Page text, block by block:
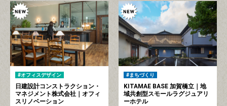
オフィスデザイン
日建設計コンストラクション・
マネジメント株式会社｜オフィ
スリノベーション
まちづくり
KITAMAE BASE 加賀橋立｜地
域共創型スモールラグジュアリ
ーホテル